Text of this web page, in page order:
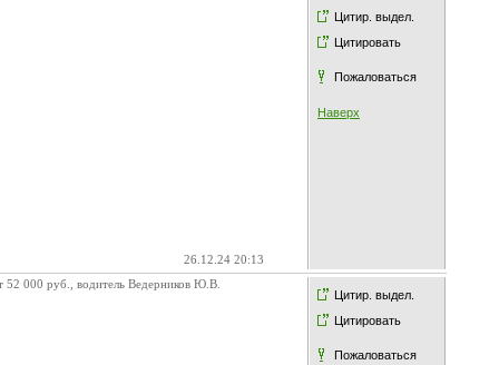
Цитир. выдел.
Цитировать
Пожаловаться
Наверх
26.12.24 20:13
Цитир. выдел.
Цитировать
Пожаловаться
000 руб., водитель Ведерников Ю.В.